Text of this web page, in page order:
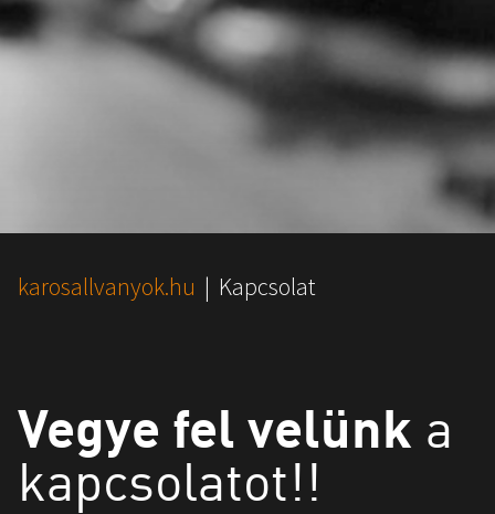
You are here:
karosallvanyok.hu Kapcsolat
Vegye fel velünk a
kapcsolatot!!